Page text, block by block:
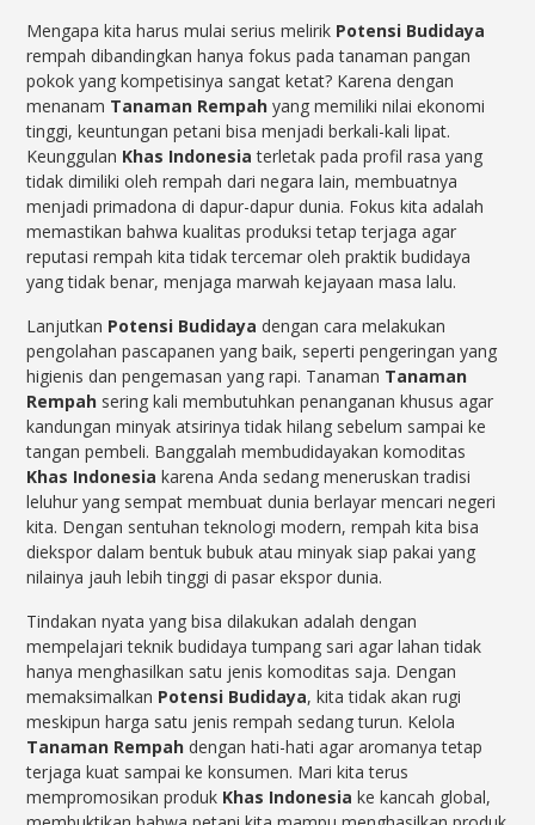
Mengapa kita harus mulai serius melirik Potensi Budidaya
rempah dibandingkan hanya fokus pada tanaman pangan
pokok yang kompetisinya sangat ketat? Karena dengan
menanam Tanaman Rempah yang memiliki nilai ekonomi
tinggi, keuntungan petani bisa menjadi berkali-kali lipat.
Keunggulan Khas Indonesia terletak pada profil rasa yang
tidak dimiliki oleh rempah dari negara lain, membuatnya
menjadi primadona di dapur-dapur dunia. Fokus kita adalah
memastikan bahwa kualitas produksi tetap terjaga agar
reputasi rempah kita tidak tercemar oleh praktik budidaya
yang tidak benar, menjaga marwah kejayaan masa lalu.
Lanjutkan Potensi Budidaya dengan cara melakukan
pengolahan pascapanen yang baik, seperti pengeringan yang
higienis dan pengemasan yang rapi. Tanaman Tanaman
Rempah sering kali membutuhkan penanganan khusus agar
kandungan minyak atsirinya tidak hilang sebelum sampai ke
tangan pembeli. Banggalah membudidayakan komoditas
Khas Indonesia karena Anda sedang meneruskan tradisi
leluhur yang sempat membuat dunia berlayar mencari negeri
kita. Dengan sentuhan teknologi modern, rempah kita bisa
diekspor dalam bentuk bubuk atau minyak siap pakai yang
nilainya jauh lebih tinggi di pasar ekspor dunia.
Tindakan nyata yang bisa dilakukan adalah dengan
mempelajari teknik budidaya tumpang sari agar lahan tidak
hanya menghasilkan satu jenis komoditas saja. Dengan
memaksimalkan Potensi Budidaya, kita tidak akan rugi
meskipun harga satu jenis rempah sedang turun. Kelola
Tanaman Rempah dengan hati-hati agar aromanya tetap
terjaga kuat sampai ke konsumen. Mari kita terus
mempromosikan produk Khas Indonesia ke kancah global,